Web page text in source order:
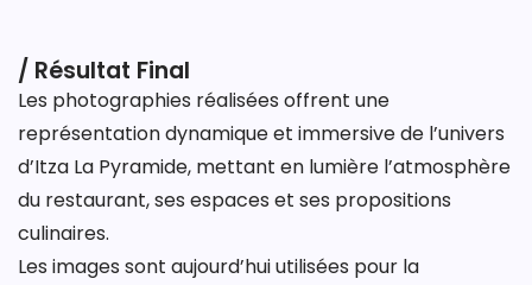
/ Résultat Final
Les photographies réalisées offrent une
représentation dynamique et immersive de l’univers
d’Itza La Pyramide, mettant en lumière l’atmosphère
du restaurant, ses espaces et ses propositions
culinaires.
Les images sont aujourd’hui utilisées pour la